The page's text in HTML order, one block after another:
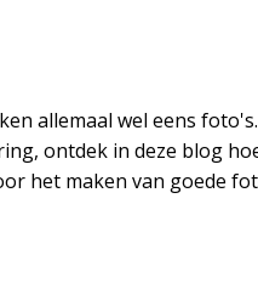
allemaal wel eens
ontdek in deze blog
het maken van goede